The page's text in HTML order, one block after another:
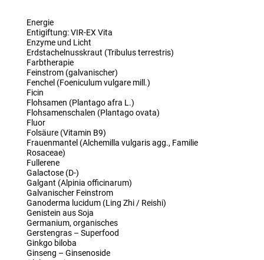
Energie
Entigiftung: VIR-EX Vita
Enzyme und Licht
Erdstachelnusskraut (Tribulus terrestris)
Farbtherapie
Feinstrom (galvanischer)
Fenchel (Foeniculum vulgare mill.)
Ficin
Flohsamen (Plantago afra L.)
Flohsamenschalen (Plantago ovata)
Fluor
Folsäure (Vitamin B9)
Frauenmantel (Alchemilla vulgaris agg., Familie
Rosaceae)
Fullerene
Galactose (D-)
Galgant (Alpinia officinarum)
Galvanischer Feinstrom
Ganoderma lucidum (Ling Zhi / Reishi)
Genistein aus Soja
Germanium, organisches
Gerstengras – Superfood
Ginkgo biloba
Ginseng – Ginsenoside